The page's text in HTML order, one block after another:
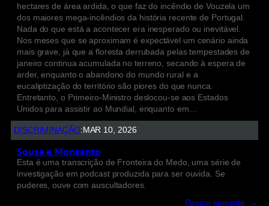
hectares de área ardida, o que faz do incêndio de Vouzela um
dos maiores mega-incêndios da história recente de Portugal.
Nada do que está a acontecer era inesperado ou inevitável.
Nos meses que se aproximam é expectável um cenário ainda
mais grave, já que a floresta derrubada pelas tempestades de
janeiro continua acumulada no terreno, secando à espera de
arder, enquanto o abandono do mundo rural e a
eucaliptização do território são piores do que nunca.
Entretanto, o Primeiro-Ministro deslocou-se aos Estados
Unidos para assistir ao Mundial, enquanto em…
DISCRIMINAÇÃO: MAR 10, 2026
Sousa e Monsanto
Esta é uma transcrição de Fronteira do Medo, uma série de
investigação em podcast produzida para ser ouvida. Se
puderes, ouve com auscultadores.
Página seguinte →